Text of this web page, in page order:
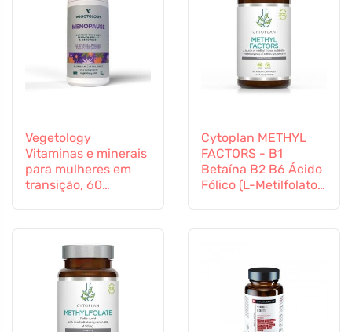
Vegetology
Vitaminas e minerais
para mulheres em
transição, 60
Cytoplan METHYL
FACTORS - B1
Betaína B2 B6 Ácido
Fólico (L-Metilfolato)